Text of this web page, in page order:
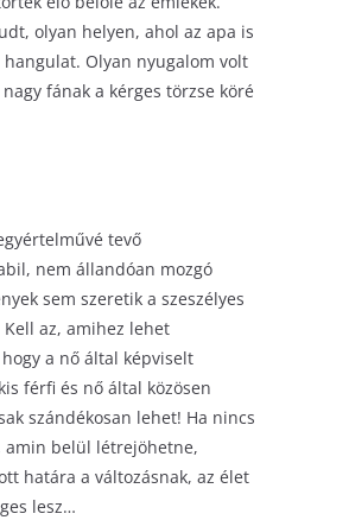
olyan helyen, ahol az apa is
Olyan nyugalom volt
fának a kérges törzse köré
tevő
nem állandóan mozgó
sem szeretik a szeszélyes
az, amihez lehet
a nő által képviselt
férfi és nő által közösen
szándékosan lehet! Ha nincs
amin belül létrejöhetne,
határa a változásnak, az élet
lesz…